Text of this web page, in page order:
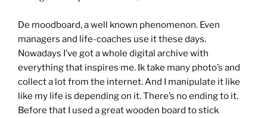
De moodboard, a well known phenomenon. Even
managers and life-coaches use it these days.
Nowadays I’ve got a whole digital archive with
everything that inspires me. Ik take many photo’s and
collect a lot from the internet. And I manipulate it like
like my life is depending on it. There’s no ending to it.
Before that I used a great wooden board to stick